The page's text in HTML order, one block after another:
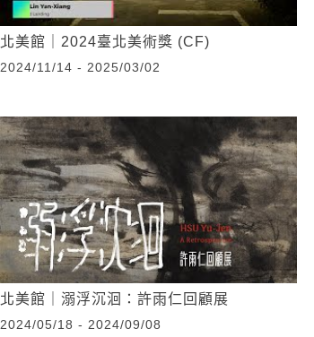
北美館｜2024臺北美術獎 (CF)
2024/11/14 - 2025/03/02
北美館｜溺浮沉洄：許雨仁回顧展
2024/05/18 - 2024/09/08